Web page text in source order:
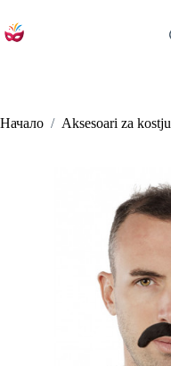
to
content
Начало / Aksesoari za